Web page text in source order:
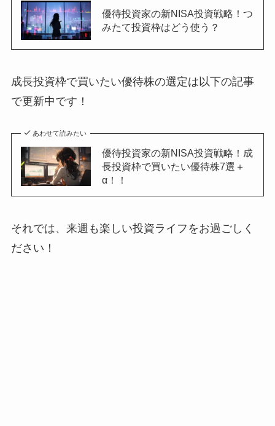
優待投資家の新NISA投資戦略！つ
みたて投資枠はどう使う？
成長投資枠で買いたい優待株の選定は以下の記事
で更新中です！
あわせて読みたい
優待投資家の新NISA投資戦略！成
長投資枠で買いたい優待株7選＋
α！！
それでは、来週も楽しい投資ライフをお過ごしく
ださい！